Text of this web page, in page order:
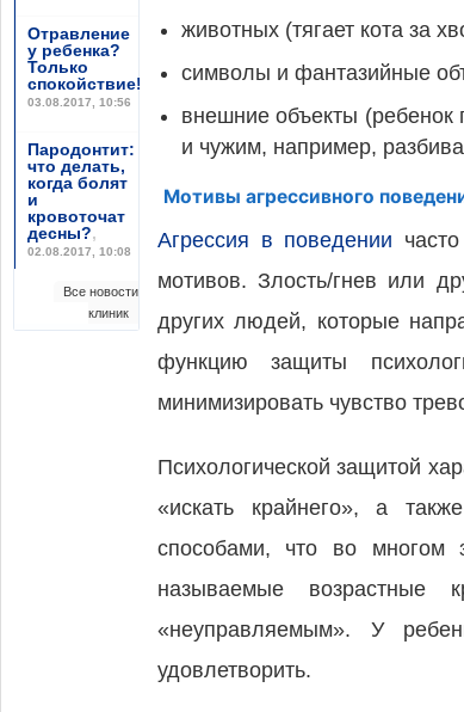
Отравление
у ребенка?
Только
спокойствие!
03.08.2017, 10:56
Пародонтит:
что делать,
когда болят
и
кровоточат
десны?,
02.08.2017, 10:08
Все новости
клиник
животных (тягает кота за
символы и фантазийные
внешние объекты (ребенок
и чужим, например,
Мотивы агрессивного
Агрессия в поведении
мотивов. Злость/гнев или
других людей, которые
функцию защиты
минимизировать чувство
Психологической защитой
«искать крайнего», а
способами, что во многом
называемые возрастные
«неуправляемым». У
удовлетворить.